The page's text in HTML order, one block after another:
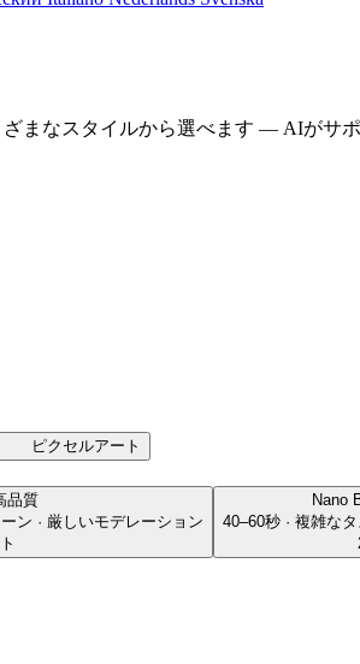
まなスタイルから選べます — AIがサ
ピクセルアート
品質
ン · 厳しいモデレーション
Nano
40–60秒 · 複雑な